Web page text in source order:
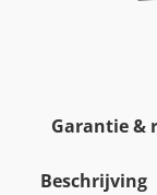
Garantie &
Beschrijving